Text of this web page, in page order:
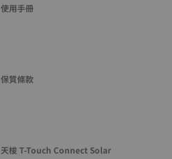
使用手冊
保質條款
天梭 T-Touch Connect Solar